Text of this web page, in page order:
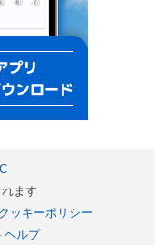
ます
クッキーポリシー
ヘルプ